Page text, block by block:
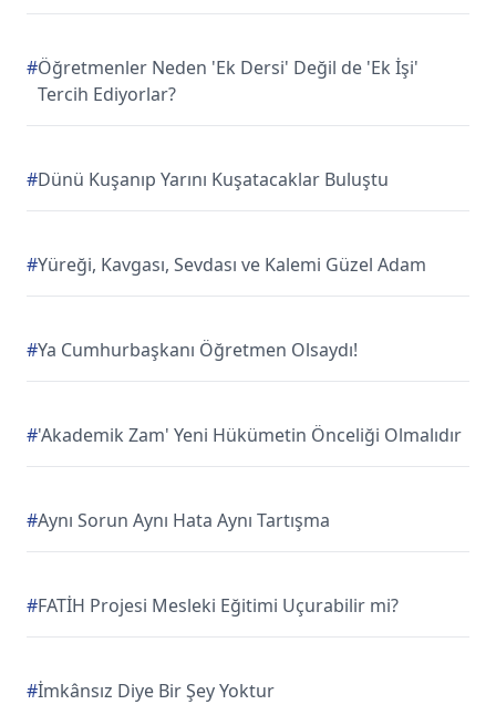
#Öğretmenler Neden 'Ek Dersi' Değil de 'Ek İşi'
Tercih Ediyorlar?
#Dünü Kuşanıp Yarını Kuşatacaklar Buluştu
#Yüreği, Kavgası, Sevdası ve Kalemi Güzel Adam
#Ya Cumhurbaşkanı Öğretmen Olsaydı!
#'Akademik Zam' Yeni Hükümetin Önceliği Olmalıdır
#Aynı Sorun Aynı Hata Aynı Tartışma
#FATİH Projesi Mesleki Eğitimi Uçurabilir mi?
#İmkânsız Diye Bir Şey Yoktur